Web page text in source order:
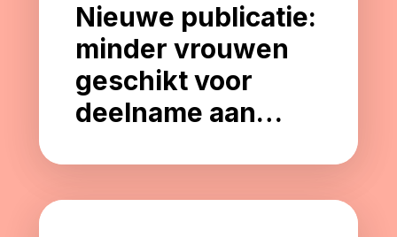
Nieuwe publicatie:
minder vrouwen
geschikt voor
deelname aan